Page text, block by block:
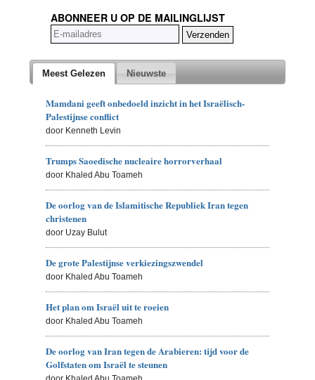
ABONNEER U OP DE MAILINGLIJST
Meest Gelezen Nieuwste
Mamdani geeft onbedoeld inzicht in het Israëlisch-
Palestijnse conflict
door Kenneth Levin
Trumps Saoedische nucleaire horrorverhaal
door Khaled Abu Toameh
De oorlog van de Islamitische Republiek Iran tegen
christenen
door Uzay Bulut
De grote Palestijnse verkiezingszwendel
door Khaled Abu Toameh
Het plan om Israël uit te roeien
door Khaled Abu Toameh
De oorlog van Iran tegen de Arabieren: tijd voor de
Golfstaten om Israël te steunen